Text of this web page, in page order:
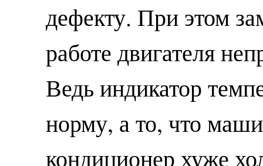
дефекту. При этом
работе двигателя
Ведь индикатор
норму, а то, что
кондиционер хуже